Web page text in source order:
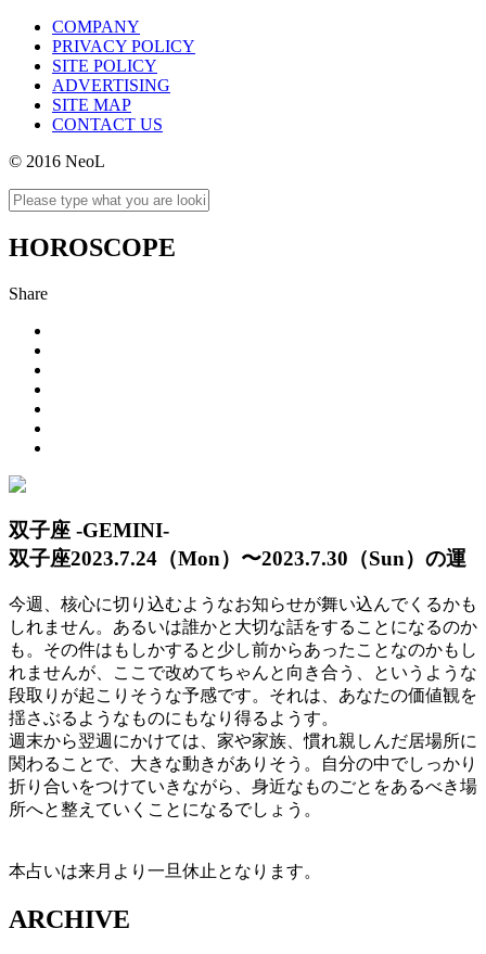
COMPANY
PRIVACY POLICY
SITE POLICY
ADVERTISING
SITE MAP
CONTACT US
© 2016 NeoL
HOROSCOPE
Share
双子座 -GEMINI-
双子座2023.7.24（Mon）〜2023.7.30（Sun）の運
今週、核心に切り込むようなお知らせが舞い込んでくるかも
しれません。あるいは誰かと大切な話をすることになるのか
も。その件はもしかすると少し前からあったことなのかもし
れませんが、ここで改めてちゃんと向き合う、というような
段取りが起こりそうな予感です。それは、あなたの価値観を
揺さぶるようなものにもなり得るようす。
週末から翌週にかけては、家や家族、慣れ親しんだ居場所に
関わることで、大きな動きがありそう。自分の中でしっかり
折り合いをつけていきながら、身近なものごとをあるべき場
所へと整えていくことになるでしょう。
本占いは来月より一旦休止となります。
ARCHIVE